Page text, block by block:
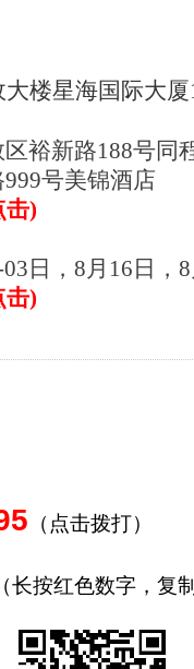
楼星海国际大厦
区裕新路188号同
999号美锦酒店
击)
日，8月16日，
击)
（点击拨打）
（长按红色数字，复